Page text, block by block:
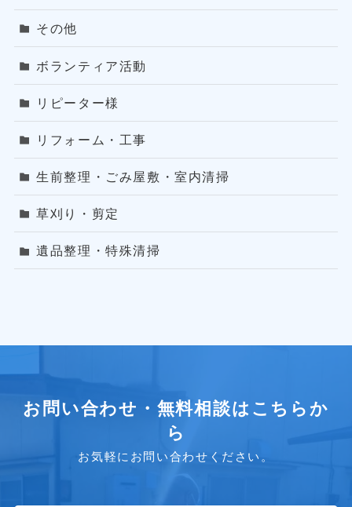
その他
ボランティア活動
リピーター様
リフォーム・工事
生前整理・ごみ屋敷・室内清掃
草刈り・剪定
遺品整理・特殊清掃
お問い合わせ・無料相談はこちらか
ら
お気軽にお問い合わせください。